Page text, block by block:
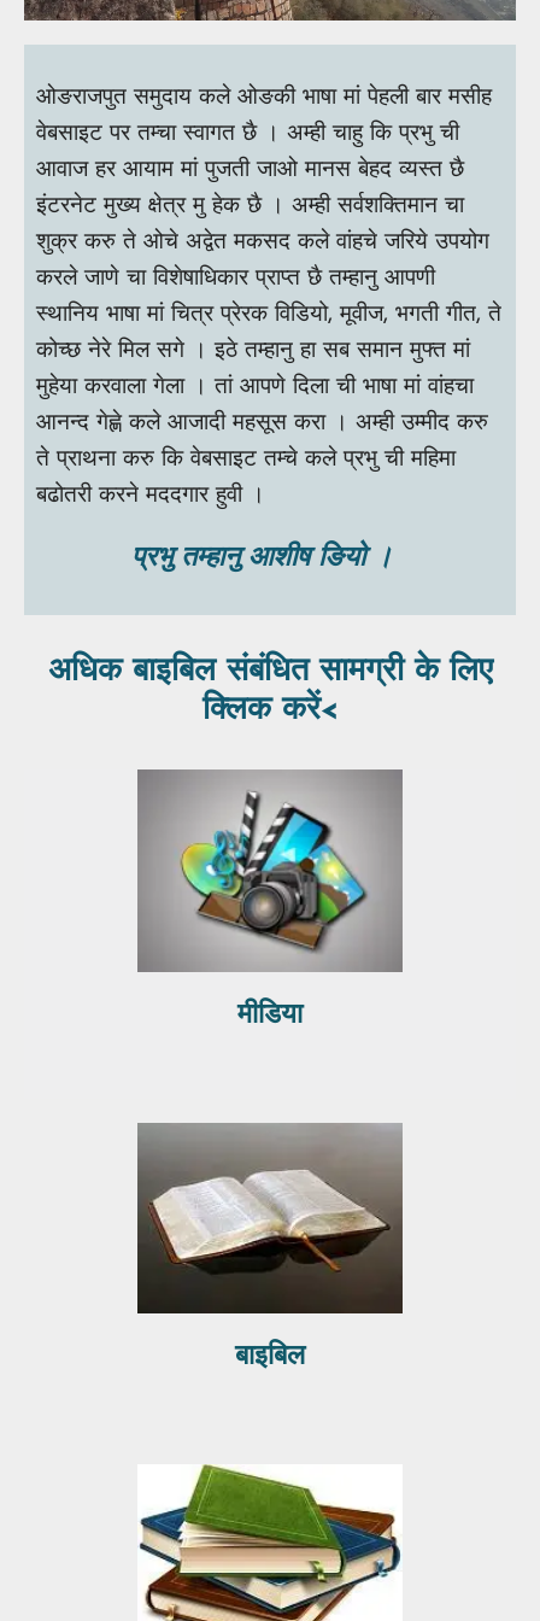
ओङराजपुत समुदाय कले ओङकी भाषा मां पेहली बार मसीह
वेबसाइट पर तम्चा स्वागत छै । अम्ही चाहु कि प्रभु ची
आवाज हर आयाम मां पुजती जाओ मानस बेहद व्यस्त छै
इंटरनेट मुख्य क्षेत्र मु हेक छै । अम्ही सर्वशक्तिमान चा
शुक्र करु ते ओचे अद्वेत मकसद कले वांहचे जरिये उपयोग
करले जाणे चा विशेषाधिकार प्राप्त छै तम्हानु आपणी
स्थानिय भाषा मां चित्र प्रेरक विडियो, मूवीज, भगती गीत, ते
कोच्छ नेरे मिल सगे । इठे तम्हानु हा सब समान मुफ्त मां
मुहेया करवाला गेला । तां आपणे दिला ची भाषा मां वांहचा
आनन्द गेह्णे कले आजादी महसूस करा । अम्ही उम्मीद करु
ते प्राथना करु कि वेबसाइट तम्चे कले प्रभु ची महिमा
बढोतरी करने मददगार हुवी ।
प्रभु तम्हानु आशीष ङियो ।
अधिक बाइबिल संबंधित सामग्री के लिए
क्लिक करें<
मीडिया
बाइबिल